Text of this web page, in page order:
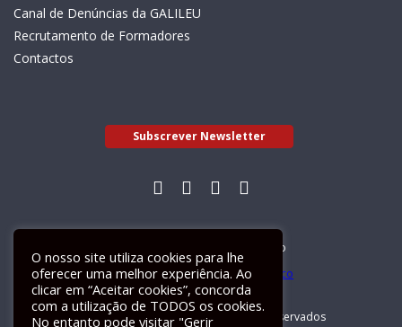
Canal de Denúncias da GALILEU
Recrutamento de Formadores
Contactos
Subscrever Newsletter
Livro de Reclamações Electrónico
GALILEU 2026 © Todos os direitos reservados
O nosso site utiliza cookies para lhe
oferecer uma melhor experiência. Ao
clicar em “Aceitar cookies”, concorda
com a utilização de TODOS os cookies.
No entanto pode visitar "Gerir